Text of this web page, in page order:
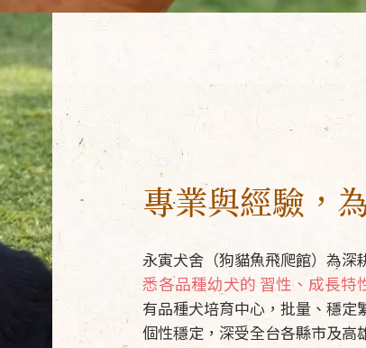
專業與經驗，
永寅犬舍（狗貓魚飛爬館）為深
悉各品種幼犬的 習性、成長特
有品種犬培育中心，批量、穩定
個性穩定，深受全台各縣市及高